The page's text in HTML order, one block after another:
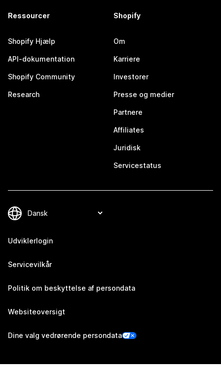
Ressourcer
Shopify Hjælp
API-dokumentation
Shopify Community
Research
Shopify
Om
Karriere
Investorer
Presse og medier
Partnere
Affiliates
Juridisk
Servicestatus
Udviklerlogin
Servicevilkår
Politik om beskyttelse af persondata
Websiteoversigt
Dine valg vedrørende persondata